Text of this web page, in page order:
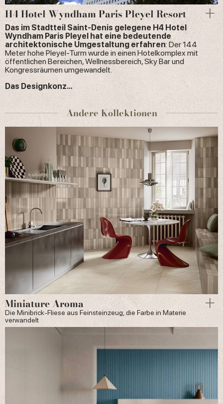
H4 Hotel Wyndham Paris Pleyel Resort
Das im Stadtteil Saint-Denis gelegene H4 Hotel
Wyndham Paris Pleyel hat eine bedeutende
architektonische Umgestaltung erfahren: Der 144
Meter hohe Pleyel-Turm wurde in einen Hotelkomplex mit
öffentlichen Bereichen, Wellnessbereich, Sky Bar und
Kongressräumen umgewandelt.
Das Designkonz…
Andere Kollektionen
Miniature Aroma
Die Minibrick-Fliese aus Feinsteinzeug, die Farbe in Materie
verwandelt